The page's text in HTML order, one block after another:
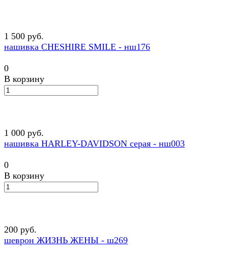
1 500 руб.
нашивка CHESHIRE SMILE - нш176
0
В корзину
1 000 руб.
нашивка HARLEY-DAVIDSON серая - нш003
0
В корзину
200 руб.
шеврон ЖИЗНЬ ЖЕНЫ - ш269